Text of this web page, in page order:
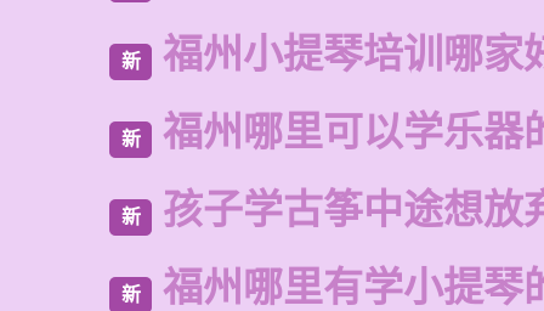
新 福州小提琴培训哪家
新 福州哪里可以学乐器
新 孩子学古筝中途想放
新 福州哪里有学小提琴